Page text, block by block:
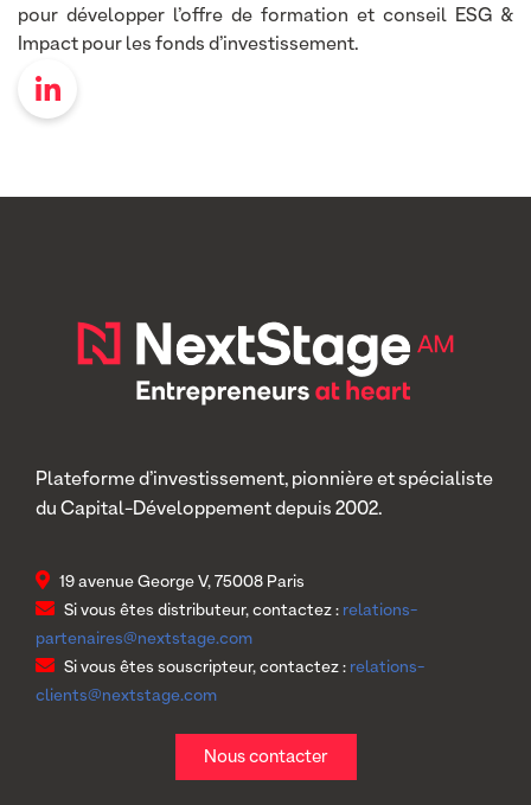
pour développer l’offre de formation et conseil ESG &
Impact pour les fonds d’investissement.
Plateforme d’investissement, pionnière et spécialiste
du Capital-Développement depuis 2002.
19 avenue George V, 75008 Paris
Si vous êtes distributeur, contactez : relations-
partenaires@nextstage.com
Si vous êtes souscripteur, contactez : relations-
clients@nextstage.com
Nous contacter